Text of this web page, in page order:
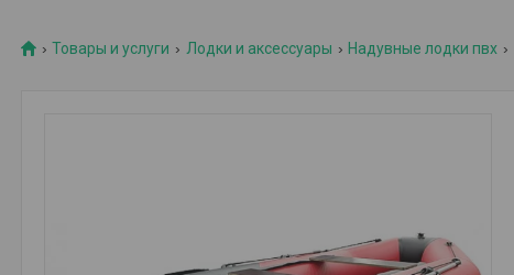
Товары и услуги Лодки и аксессуары Надувные лодки пвх